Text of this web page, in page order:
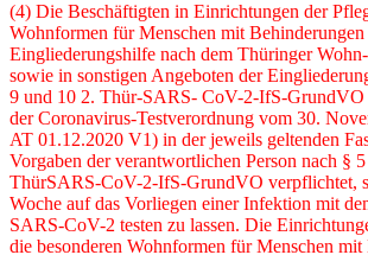
(4) Die Beschäftigten in Einrichtungen der
Wohnformen für Menschen mit
Eingliederungshilfe nach dem Thüringer
sowie in sonstigen Angeboten der
9 und 10 2. Thür-SARS- CoV-2-IfS-GrundVO
der Coronavirus-Testverordnung vom 30.
AT 01.12.2020 V1) in der jeweils geltenden
Vorgaben der verantwortlichen Person nach §
ThürSARS-CoV-2-IfS-GrundVO verpflichtet,
Woche auf das Vorliegen einer Infektion mit
SARS-CoV-2 testen zu lassen. Die
die besonderen Wohnformen für Menschen